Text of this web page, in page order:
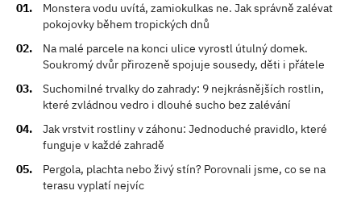
Monstera vodu uvítá, zamiokulkas ne. Jak správně zalévat
pokojovky během tropických dnů
Na malé parcele na konci ulice vyrostl útulný domek.
Soukromý dvůr přirozeně spojuje sousedy, děti i přátele
Suchomilné trvalky do zahrady: 9 nejkrásnějších rostlin,
které zvládnou vedro i dlouhé sucho bez zalévání
Jak vrstvit rostliny v záhonu: Jednoduché pravidlo, které
funguje v každé zahradě
Pergola, plachta nebo živý stín? Porovnali jsme, co se na
terasu vyplatí nejvíc